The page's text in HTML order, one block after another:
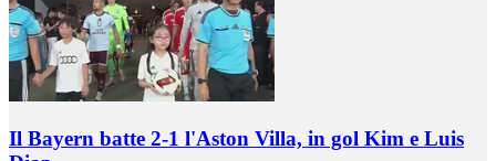
Il Bayern batte 2-1 l'Aston Villa, in gol Kim e Luis